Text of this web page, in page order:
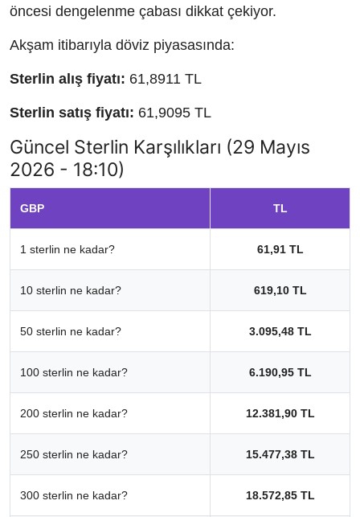
öncesi dengelenme çabası dikkat çekiyor.
Akşam itibarıyla döviz piyasasında:
Sterlin alış fiyatı: 61,8911 TL
Sterlin satış fiyatı: 61,9095 TL
Güncel Sterlin Karşılıkları (29 Mayıs
2026 - 18:10)
GBP TL
1 sterlin ne kadar? 61,91 TL
10 sterlin ne kadar? 619,10 TL
50 sterlin ne kadar? 3.095,48 TL
100 sterlin ne kadar? 6.190,95 TL
200 sterlin ne kadar? 12.381,90 TL
250 sterlin ne kadar? 15.477,38 TL
300 sterlin ne kadar? 18.572,85 TL